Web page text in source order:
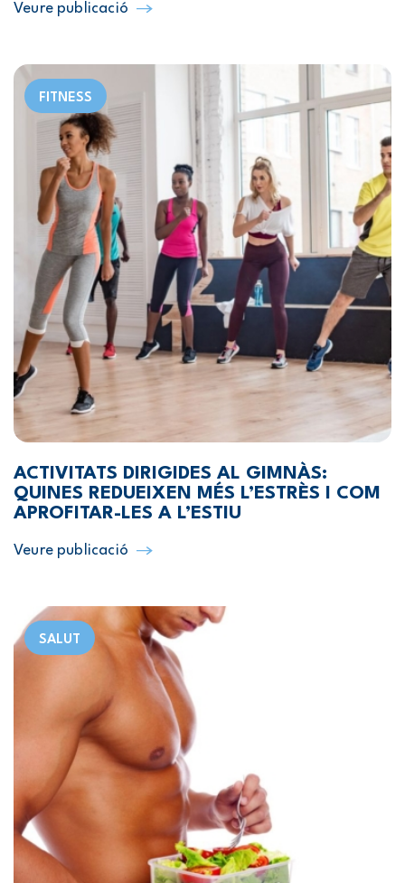
Veure publicació
FITNESS
ACTIVITATS DIRIGIDES AL GIMNÀS:
QUINES REDUEIXEN MÉS L’ESTRÈS I COM
APROFITAR-LES A L’ESTIU
Veure publicació
SALUT